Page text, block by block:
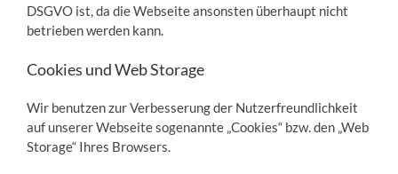
DSGVO ist, da die Webseite ansonsten überhaupt nicht
betrieben werden kann.
Cookies und Web Storage
Wir benutzen zur Verbesserung der Nutzerfreundlichkeit
auf unserer Webseite sogenannte „Cookies“ bzw. den „Web
Storage“ Ihres Browsers.